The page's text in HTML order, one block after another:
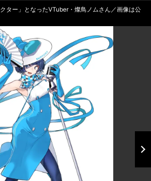
ター」となったVTuber・燦鳥ノムさん／画像は公